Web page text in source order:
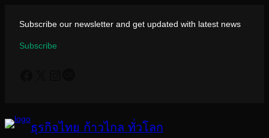
เนื้อหา
Subscribe our newsletter and get updated with latest news
Subscribe
ธุรกิจไทย ก้าวไกล ทั่วโลก